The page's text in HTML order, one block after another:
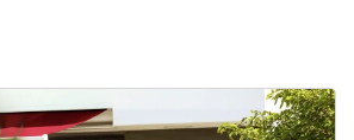
Protection Factor, c'est-à-
contre les ultraviolets).
il n'est pas toujours simple de se
de store idéal. L'assistant de